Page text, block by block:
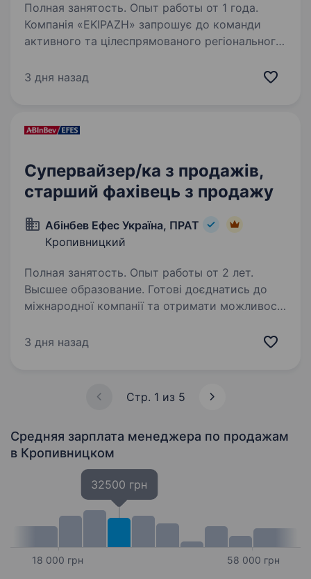
Полная занятость. Опыт работы от 1 года.
Компанія «EKIPAZH» запрошує до команди
активного та цілеспрямованого регіонального
металопластикових та алюмінієвих
3 дня назад
Супервайзер/ка з продажів,
старший фахівець з продажу
Абінбев Ефес Україна, ПРАТ
Кропивницкий
Полная занятость. Опыт работы от 2 лет.
Высшее образование. Готові доєднатись до
міжнародної компанії та отримати можливості
Ви отримаєте наставництво від працівників
3 дня назад
Стр. 1 из 5
Средняя зарплата менеджера по продажам
в Кропивницком
18 000 грн
32500 грн
58 000 грн